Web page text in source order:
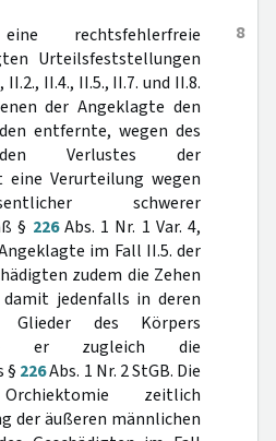
8
rechtsfehlerfreie
Urteilsfeststellungen
II.4., II.5., II.7. und II.8.
der Angeklagte den
entfernte, wegen des
Verlustes der
Verurteilung wegen
schwerer
§ 226Abs. 1 Nr. 1 Var. 4,
im Fall II.5. der
zudem die Zehen
jedenfalls in deren
Glieder des Körpers
er zugleich die
§ 226Abs. 1 Nr. 2 StGB. Die
zeitlich
der äußeren männlichen